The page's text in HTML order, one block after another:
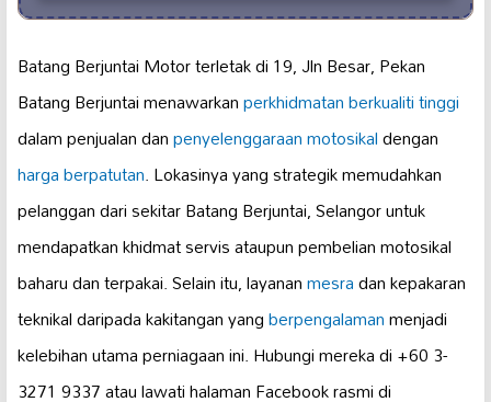
Batang Berjuntai Motor terletak di 19, Jln Besar, Pekan
Batang Berjuntai menawarkanperkhidmatan berkualiti tinggi
dalam penjualan danpenyelenggaraan motosikaldengan
harga berpatutan. Lokasinya yang strategik memudahkan
pelanggan dari sekitar Batang Berjuntai, Selangor untuk
mendapatkan khidmat servis ataupun pembelian motosikal
baharu dan terpakai. Selain itu, layananmesradan kepakaran
teknikal daripada kakitangan yangberpengalamanmenjadi
kelebihan utama perniagaan ini. Hubungi mereka di +60 3-
3271 9337 atau lawati halaman Facebook rasmi di